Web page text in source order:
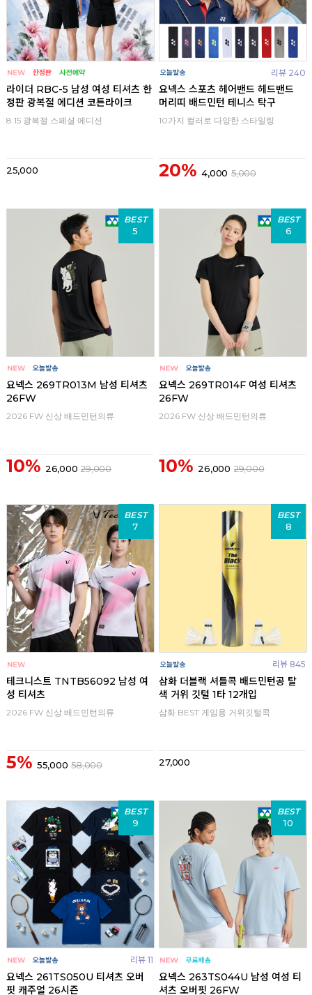
라이더 RBC-5 남성 여성 티셔츠 한
정판 광복절 에디션 코튼라이크
8.15 광복절 스페셜 에디션
25,000
리뷰 240
요넥스 스포츠 헤어밴드 헤드밴드
머리띠 배드민턴 테니스 탁구
10가지 컬러로 다양한 스타일링
20% 4,000 5,000
BEST
5
요넥스 269TR013M 남성 티셔츠
26FW
2026 FW 신상 배드민턴의류
10% 26,000 29,000
BEST
6
요넥스 269TR014F 여성 티셔츠
26FW
2026 FW 신상 배드민턴의류
10% 26,000 29,000
BEST
7
테크니스트 TNTB56092 남성 여
성 티셔츠
2026 FW 신상 배드민턴의류
5% 55,000 58,000
BEST
8
리뷰 845
삼화 더블랙 셔틀콕 배드민턴공 탈
색 거위 깃털 1타 12개입
삼화 BEST 게임용 거위깃털콕
27,000
BEST
9
리뷰 11
요넥스 261TS050U 티셔츠 오버
핏 캐주얼 26시즌
BEST
10
요넥스 263TS044U 남성 여성 티
셔츠 오버핏 26FW